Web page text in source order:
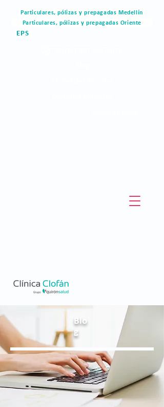
Particulares, pólizas y prepagadas Medellín
Particulares, pólizas y prepagadas Oriente
EPS
Blo
g